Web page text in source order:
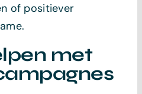
of positiever
met